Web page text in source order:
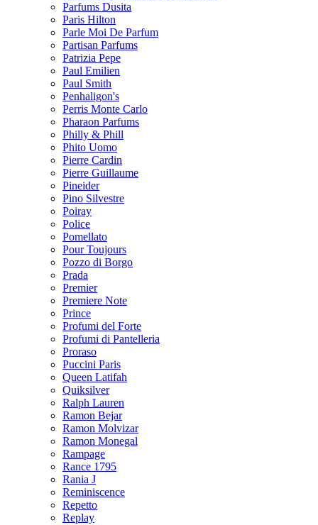
Parfums Dusita
Paris Hilton
Parle Moi De Parfum
Partisan Parfums
Patrizia Pepe
Paul Emilien
Paul Smith
Penhaligon's
Perris Monte Carlo
Pharaon Parfums
Philly & Phill
Phito Uomo
Pierre Cardin
Pierre Guillaume
Pineider
Pino Silvestre
Poiray
Police
Pomellato
Pour Toujours
Pozzo di Borgo
Prada
Premier
Premiere Note
Prince
Profumi del Forte
Profumi di Pantelleria
Proraso
Puccini Paris
Queen Latifah
Quiksilver
Ralph Lauren
Ramon Bejar
Ramon Molvizar
Ramon Monegal
Rampage
Rance 1795
Rania J
Reminiscence
Repetto
Replay